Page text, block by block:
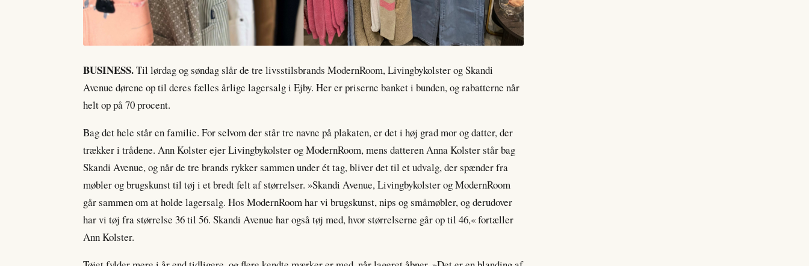
BUSINESS.Til lørdag og søndag slår de tre livsstilsbrands ModernRoom, Livingbykolster og Skandi
Avenue dørene op til deres fælles årlige lagersalg i Ejby. Her er priserne banket i bunden, og rabatterne når
helt op på 70 procent.
Bag det hele står en familie. For selvom der står tre navne på plakaten, er det i høj grad mor og datter, der
trækker i trådene. Ann Kolster ejer Livingbykolster og ModernRoom, mens datteren Anna Kolster står bag
Skandi Avenue, og når de tre brands rykker sammen under ét tag, bliver det til et udvalg, der spænder fra
møbler og brugskunst til tøj i et bredt felt af størrelser. »Skandi Avenue, Livingbykolster og ModernRoom
går sammen om at holde lagersalg. Hos ModernRoom har vi brugskunst, nips og småmøbler, og derudover
har vi tøj fra størrelse 36 til 56. Skandi Avenue har også tøj med, hvor størrelserne går op til 46,« fortæller
Ann Kolster.